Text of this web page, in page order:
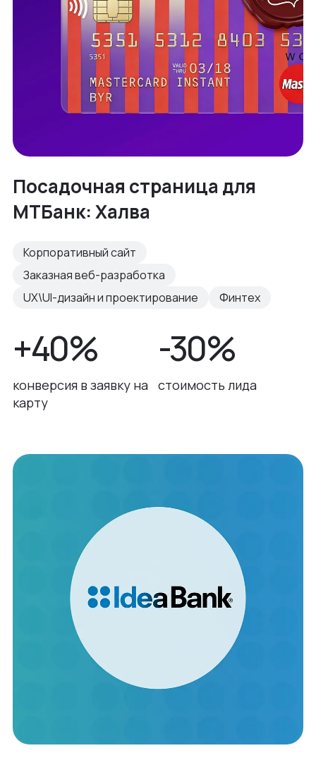
Посадочная страница для
МТБанк: Халва
Корпоративный сайт
Заказная веб-разработка
UX\UI-дизайн и проектирование
Финтех
+40%
конверсия в заявку на
карту
-30%
стоимость лида